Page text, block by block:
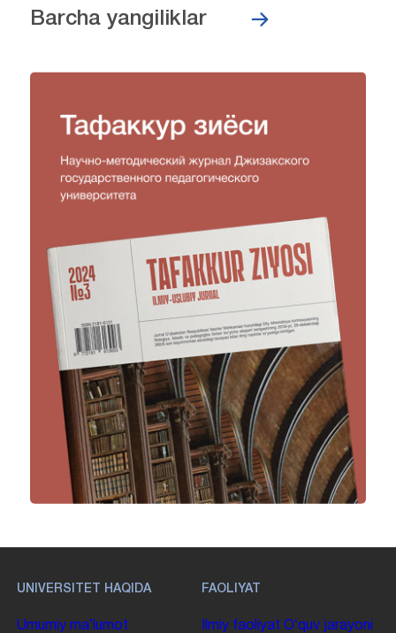
Barcha yangiliklar
UNIVERSITET HAQIDA
Umumiy maʼlumot
FAOLIYAT
Ilmiy faoliyat Oʻquv jarayoni